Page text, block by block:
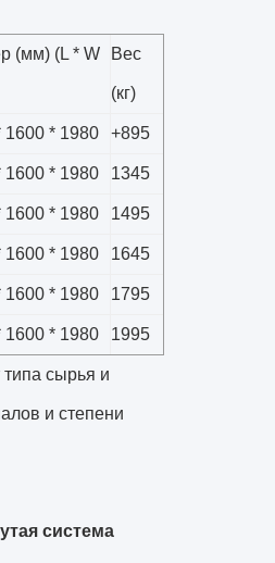
(мм) (L * W Вес
(кг)
1600 * 1980 +895
1600 * 1980 1345
1600 * 1980 1495
1600 * 1980 1645
1600 * 1980 1795
1600 * 1980 1995
сырья и
и степени
система